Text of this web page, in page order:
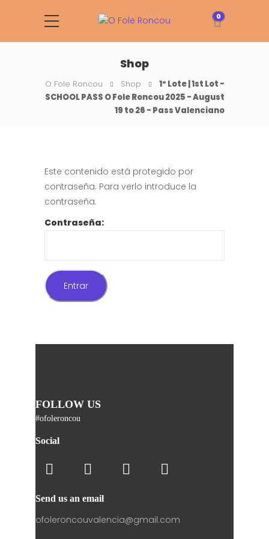
0
Shop
O Fole Roncou Shop
1º Lote | 1st Lot -
SCHOOL PASS O Fole Roncou 2025 - August
19 to 26 - Pass Valenciano
Este contenido está protegido por
contraseña. Para verlo introduce la
contraseña.
Contraseña:
FOLLOW US
#ofoleroncou
Social
Send us an email
ofoleroncouvalencia@gmail.com